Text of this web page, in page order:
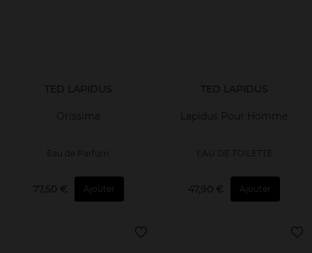
TED LAPIDUS
Orissima
Eau de Parfum
77,50 € Ajouter
TED LAPIDUS
Lapidus Pour Homme
EAU DE TOILETTE
47,90 € Ajouter